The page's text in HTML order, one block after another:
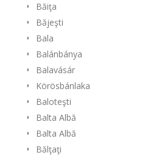
Băiţa
Băjeşti
Bala
Balánbánya
Balavásár
Körösbánlaka
Baloteşti
Balta Albă
Balta Albă
Bălţaţi